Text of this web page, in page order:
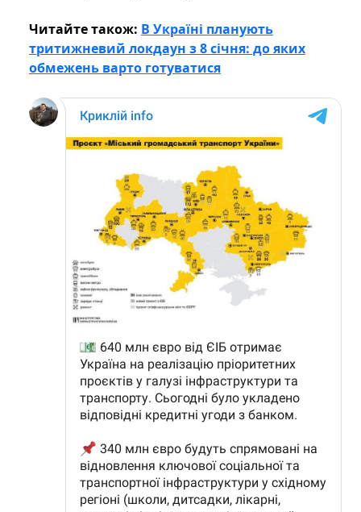
Читайте також: В Україні планують
тритижневий локдаун з 8 січня: до яких
обмежень варто готуватися